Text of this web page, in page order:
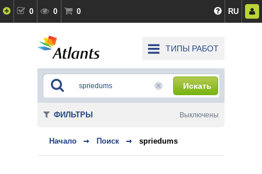
0 0 0 RU
ТИПЫ РАБОТ
Искать
Начало Поиск spriedums
ФИЛЬТРЫ Выключены